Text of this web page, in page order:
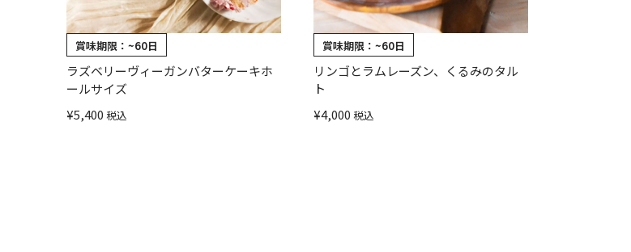
賞味期限： ~60日
ラズベリーヴィーガンバターケーキホ
ールサイズ
¥5,400 税込
賞味期限： ~60日
リンゴとラムレーズン、くるみのタル
ト
¥4,000 税込